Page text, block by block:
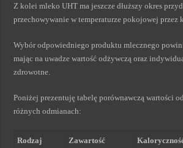
Z kolei mleko UHT ma jeszcze dłuższy okres
przechowywanie w temperaturze pokojowej przez
Wybór odpowiedniego produktu mlecznego
mając na uwadze wartość odżywczą oraz
zdrowotne.
Poniżej prezentuję tabelę porównawczą wartości
różnych odmianach:
Rodzaj
Zawartość